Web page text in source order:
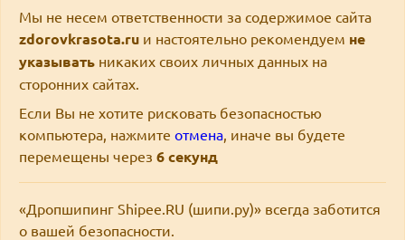
Мы не несем ответственности за содержимое сайта
zdorovkrasota.ru и настоятельно рекомендуем не
указывать никаких своих личных данных на
сторонних сайтах.
Если Вы не хотите рисковать безопасностью
компьютера, нажмите отмена, иначе вы будете
перемещены через 6секунд
«Дропшипинг Shipee.RU (шипи.ру)» всегда заботится
о вашей безопасности.